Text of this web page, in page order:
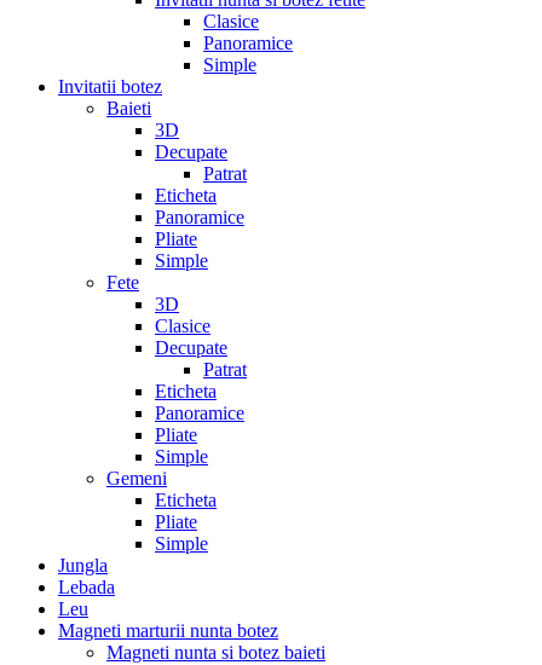
Clasice
Panoramice
Simple
Invitatii botez
Baieti
3D
Decupate
Patrat
Eticheta
Panoramice
Pliate
Simple
Fete
3D
Clasice
Decupate
Patrat
Eticheta
Panoramice
Pliate
Simple
Gemeni
Eticheta
Pliate
Simple
Jungla
Lebada
Leu
Magneti marturii nunta botez
Magneti nunta si botez baieti